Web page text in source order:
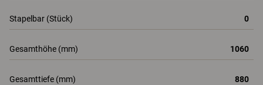
Stapelbar (Stück) 0
Gesamthöhe (mm) 1060
Gesamttiefe (mm) 880